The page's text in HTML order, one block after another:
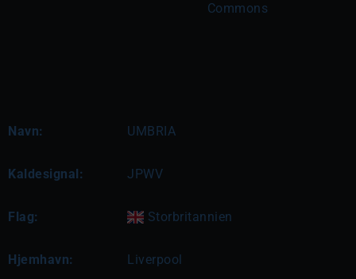
Commons
Navn: UMBRIA
Kaldesignal: JPWV
Flag: Storbritannien
Hjemhavn: Liverpool